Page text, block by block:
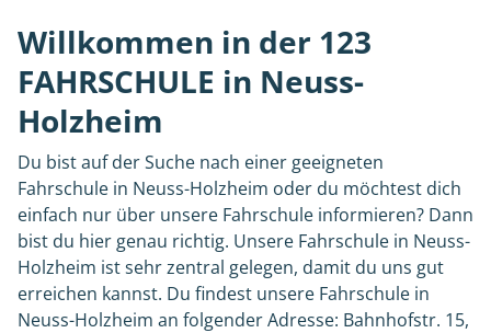
Willkommen in der 123
FAHRSCHULE in Neuss-
Holzheim
Du bist auf der Suche nach einer geeigneten
Fahrschule in Neuss-Holzheim oder du möchtest dich
einfach nur über unsere Fahrschule informieren? Dann
bist du hier genau richtig. Unsere Fahrschule in Neuss-
Holzheim ist sehr zentral gelegen, damit du uns gut
erreichen kannst. Du findest unsere Fahrschule in
Neuss-Holzheim an folgender Adresse: Bahnhofstr. 15,